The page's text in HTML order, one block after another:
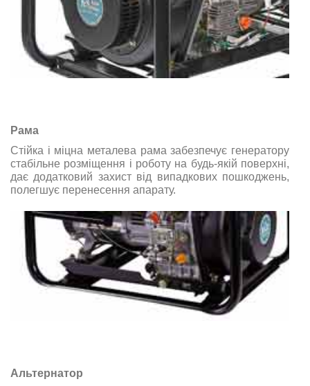
Рама
Стійка і міцна металева рама забезпечує генератору
стабільне розміщення і роботу на будь-якій поверхні,
дає додатковий захист від випадкових пошкоджень,
полегшує перенесення апарату.
Альтернатор